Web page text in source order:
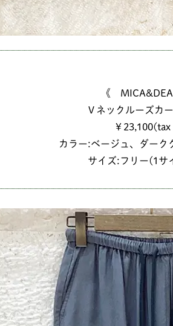
《
Ｖネックルーズカ
￥23,100(tax
カラー:ベージュ、ダーク
サイズ:フリー(1サ